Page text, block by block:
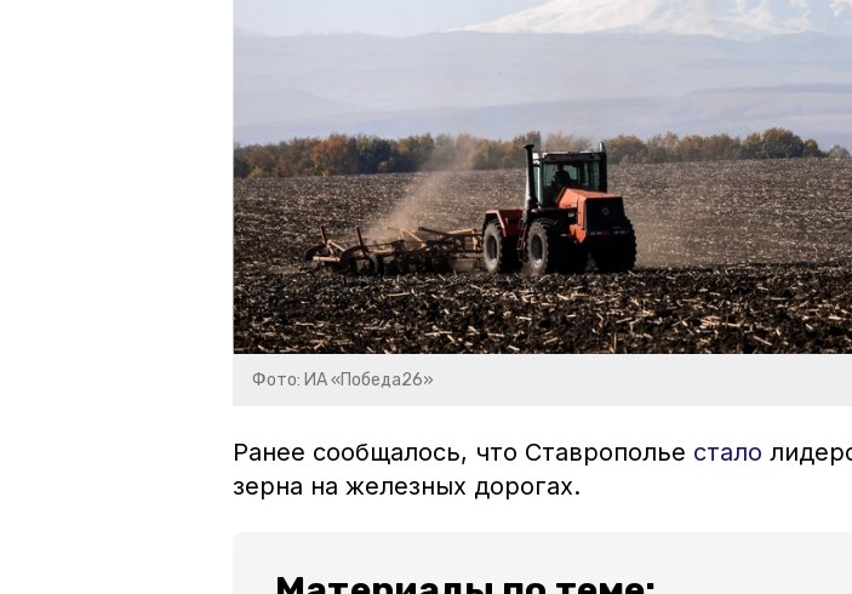
Фото: ИА «Победа26»
Ранее сообщалось, что Ставрополье стало
зерна на железных дорогах.